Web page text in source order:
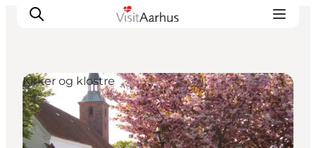
Oplevelser
Kalender
Kirker og klostre